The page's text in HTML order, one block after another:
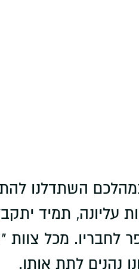
אבי אליאס, שבמהלכם
תמיד
לחבריו. מכל צוות
נהנים לתת אותו.